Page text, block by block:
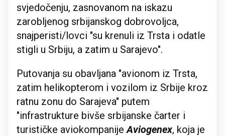
svjedočenju, zasnovanom na iskazu
zarobljenog srbijanskog dobrovoljca,
snajperisti/lovci "su krenuli iz Trsta i odatle
stigli u Srbiju, a zatim u Sarajevo".
Putovanja su obavljana "avionom iz Trsta,
zatim helikopterom i vozilom iz Srbije kroz
ratnu zonu do Sarajeva" putem
"infrastrukture bivše srbijanske čarter i
turističke aviokompanije Aviogenex, koja je